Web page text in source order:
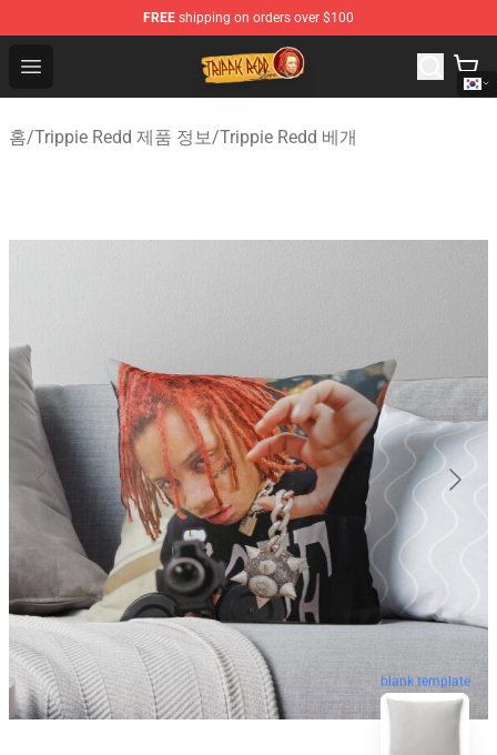
FREE shipping on orders over $100
Open menu
Trippie Redd Store - Official Trippie Redd Merchandise
홈/Trippie Redd 제품 정보/Trippie Redd 베개
blank template